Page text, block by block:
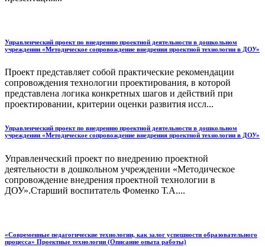
Управленческий проект по внедрению проектной деятельности в дошкольном
учреждении «Методическое сопровождение внедрения проектной технологии в ДОУ»
Проект представляет собой практические рекомендации
сопровождения технологии проектирования, в которой
представлена логика конкретных шагов и действий при
проектировании, критерии оценки развития иссл...
Управленческий проект по внедрению проектной деятельности в дошкольном
учреждении «Методическое сопровождение внедрения проектной технологии в ДОУ»
Управленческий проект по внедрению проектной
деятельности в дошкольном учреждении «Методическое
сопровождение внедрения проектной технологии в
ДОУ».Старший воспитатель Фоменко Т.А....
«Современные педагогические технологии, как залог успешности образовательного
процесса» Проектные технологии (Описание опыта работы)